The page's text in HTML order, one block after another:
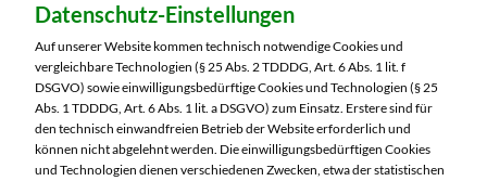
MARKTKAUF Bautzen
Niederkainaer Straße 14
02625 Bautzen
Telefon:03591 6280
Markt ändern
Datenschutz-Einstellungen
Auf unserer Website kommen technisch notwendige Cookies und
vergleichbare Technologien (§ 25 Abs. 2 TDDDG, Art. 6 Abs. 1 lit. f
DSGVO) sowie einwilligungsbedürftige Cookies und Technologien (§ 25
Abs. 1 TDDDG, Art. 6 Abs. 1 lit. a DSGVO) zum Einsatz. Erstere sind für
den technisch einwandfreien Betrieb der Website erforderlich und
können nicht abgelehnt werden. Die einwilligungsbedürftigen Cookies
und Technologien dienen verschiedenen Zwecken, etwa der statistischen